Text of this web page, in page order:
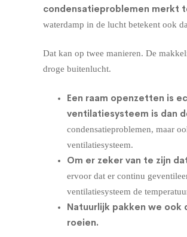
condensatieproblemen merkt
waterdamp in de lucht betekent ook
Dat kan op twee manieren. De
droge buitenlucht.
Een raam openzetten is
ventilatiesysteem is dan
condensatieproblemen, maar
ventilatiesysteem.
Om er zeker van te zijn
ervoor dat er continu
ventilatiesysteem de
Natuurlijk pakken we ook
roeien.